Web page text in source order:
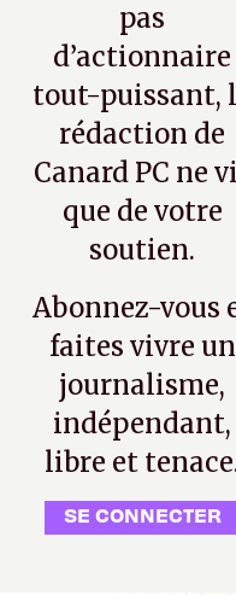
pas
d’actionnaire
tout-puissant,
rédaction de
Canard PC ne
que de votre
soutien.
Abonnez-vous
faites vivre un
journalisme,
indépendant,
libre et
SE CONNECTER